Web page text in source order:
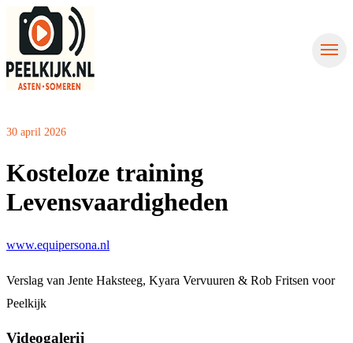
Nieuws uit Asten
Nieuws aanmelden
30 april 2026
Kosteloze training
Levensvaardigheden
www.equipersona.nl
Verslag van Jente Haksteeg, Kyara Vervuuren & Rob Fritsen voor
Peelkijk
Videogalerij